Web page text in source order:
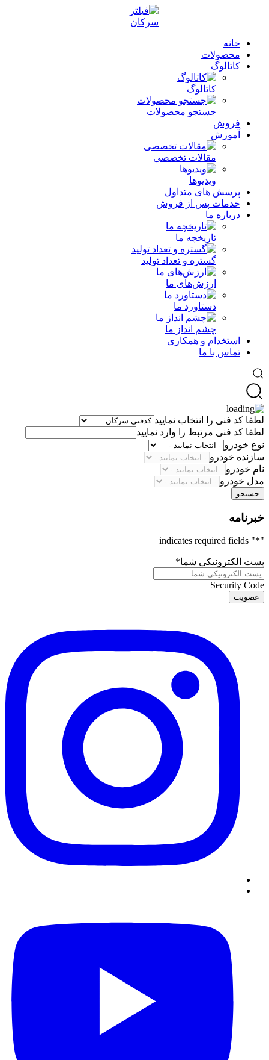
خانه
محصولات
کاتالوگ
کاتالوگ
جستجو محصولات
فروش
آموزش
مقالات تخصصی
ویدیوها
پرسش های متداول
خدمات پس از فروش
درباره ما
تاریخچه ما
گستره و تعداد تولید
ارزش‌های ما
دستاورد ما
چشم انداز ما
استخدام و همکاری
تماس با ما
لطفا کد فنی را انتخاب نمایید
لطفا کد فنی مرتبط را وارد نمایید
نوع خودرو
سازنده خودرو
نام خودرو
مدل خودرو
جستجو
خبرنامه
"
*
" indicates required fields
پست الکترونیکی شما*
Security Code